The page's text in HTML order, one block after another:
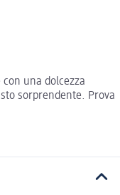
una dolcezza
sorprendente. Prova